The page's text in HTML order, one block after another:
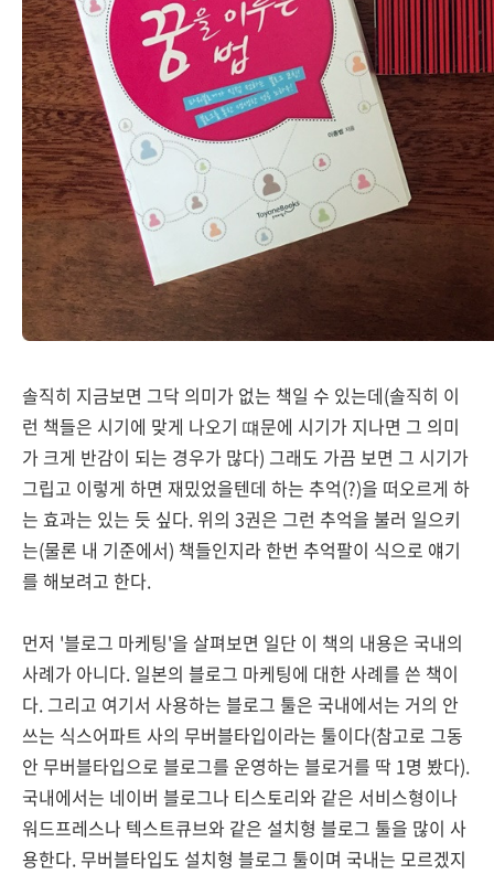
솔직히 지금보면 그닥 의미가 없는 책일 수 있는데(솔직히 이
런 책들은 시기에 맞게 나오기 떄문에 시기가 지나면 그 의미
가 크게 반감이 되는 경우가 많다) 그래도 가끔 보면 그 시기가
그립고 이렇게 하면 재밌었을텐데 하는 추억(?)을 떠오르게 하
는 효과는 있는 듯 싶다. 위의 3권은 그런 추억을 불러 일으키
는(물론 내 기준에서) 책들인지라 한번 추억팔이 식으로 얘기
를 해보려고 한다.
먼저 '블로그 마케팅'을 살펴보면 일단 이 책의 내용은 국내의
사례가 아니다. 일본의 블로그 마케팅에 대한 사례를 쓴 책이
다. 그리고 여기서 사용하는 블로그 툴은 국내에서는 거의 안
쓰는 식스어파트 사의 무버블타입이라는 툴이다(참고로 그동
안 무버블타입으로 블로그를 운영하는 블로거를 딱 1명 봤다).
국내에서는 네이버 블로그나 티스토리와 같은 서비스형이나
워드프레스나 텍스트큐브와 같은 설치형 블로그 툴을 많이 사
용한다. 무버블타입도 설치형 블로그 툴이며 국내는 모르겠지